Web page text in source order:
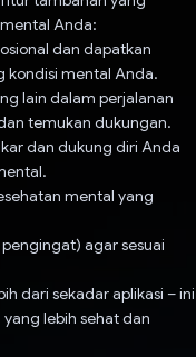
Anda:
dan dapatkan
kondisi mental Anda.
lain dalam perjalanan
temukan dukungan.
dan dukung diri Anda
mental yang
agar sesuai
dari sekadar aplikasi – ini
lebih sehat dan